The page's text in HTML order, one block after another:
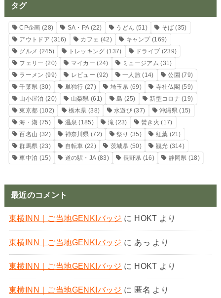
タグ
CP企画 (28) SA・PA(22) うどん (51) そば (35)
アウトドア (316) カフェ (42) キャンプ(169)
グルメ (245) トレッキング (137) ドライブ (239)
フェリー (20) マイカー (24) ミュージアム (31)
ラーメン (99) レビュー (92) 一人旅 (14) 公園 (79)
千葉県 (30) 単独行 (27) 埼玉県 (69) 寺社仏閣 (59)
山小屋泊 (20) 山梨県 (61) 島 (25) 新型コロナ (19)
東京都 (102) 栃木県 (38) 水遊び(37) 沖縄県(15)
海・湖 (75) 温泉 (185) 滝(23) 焚き火 (17)
百名山 (32) 神奈川県 (72) 祭り (35) 紅葉 (21)
群馬県 (23) 自転車 (22) 茨城県 (50) 観光 (314)
車中泊 (15) 道の駅・JA(83) 長野県 (16) 静岡県 (18)
最近のコメント
東横INN｜ご当地GENKIバッジ に HOKT より
東横INN｜ご当地GENKIバッジ に あっ より
東横INN｜ご当地GENKIバッジ に HOKT より
東横INN｜ご当地GENKIバッジ に 匿名 より